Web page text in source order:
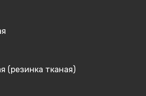
(резинка тканая)